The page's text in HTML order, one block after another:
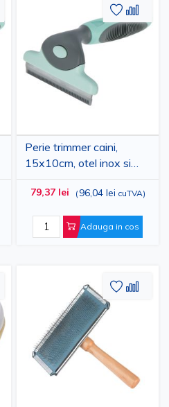
Perie trimmer caini,
15x10cm, otel inox si
silicon, gri/verde
79,37 lei ( 96,04 lei cuTVA)
Adauga in cos
la
Lista